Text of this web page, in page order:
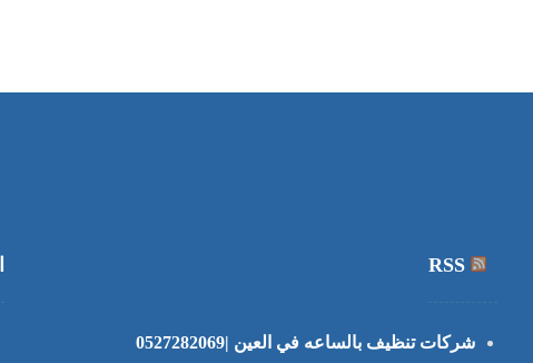
RSS
شركات تنظيف بالساعه في العين |0527282069